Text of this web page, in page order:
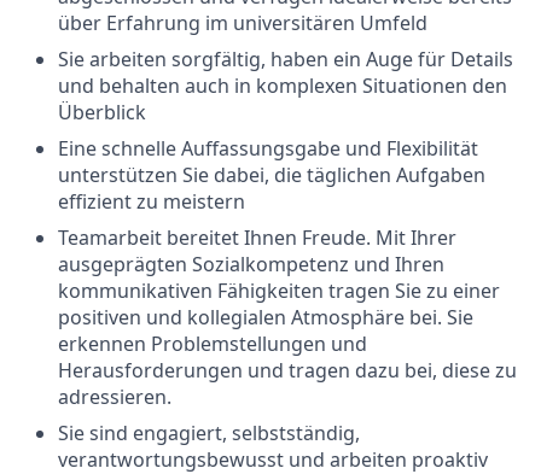
über Erfahrung im universitären Umfeld
Sie arbeiten sorgfältig, haben ein Auge für Details
und behalten auch in komplexen Situationen den
Überblick
Eine schnelle Auffassungsgabe und Flexibilität
unterstützen Sie dabei, die täglichen Aufgaben
effizient zu meistern
Teamarbeit bereitet Ihnen Freude. Mit Ihrer
ausgeprägten Sozialkompetenz und Ihren
kommunikativen Fähigkeiten tragen Sie zu einer
positiven und kollegialen Atmosphäre bei. Sie
erkennen Problemstellungen und
Herausforderungen und tragen dazu bei, diese zu
adressieren.
Sie sind engagiert, selbstständig,
verantwortungsbewusst und arbeiten proaktiv